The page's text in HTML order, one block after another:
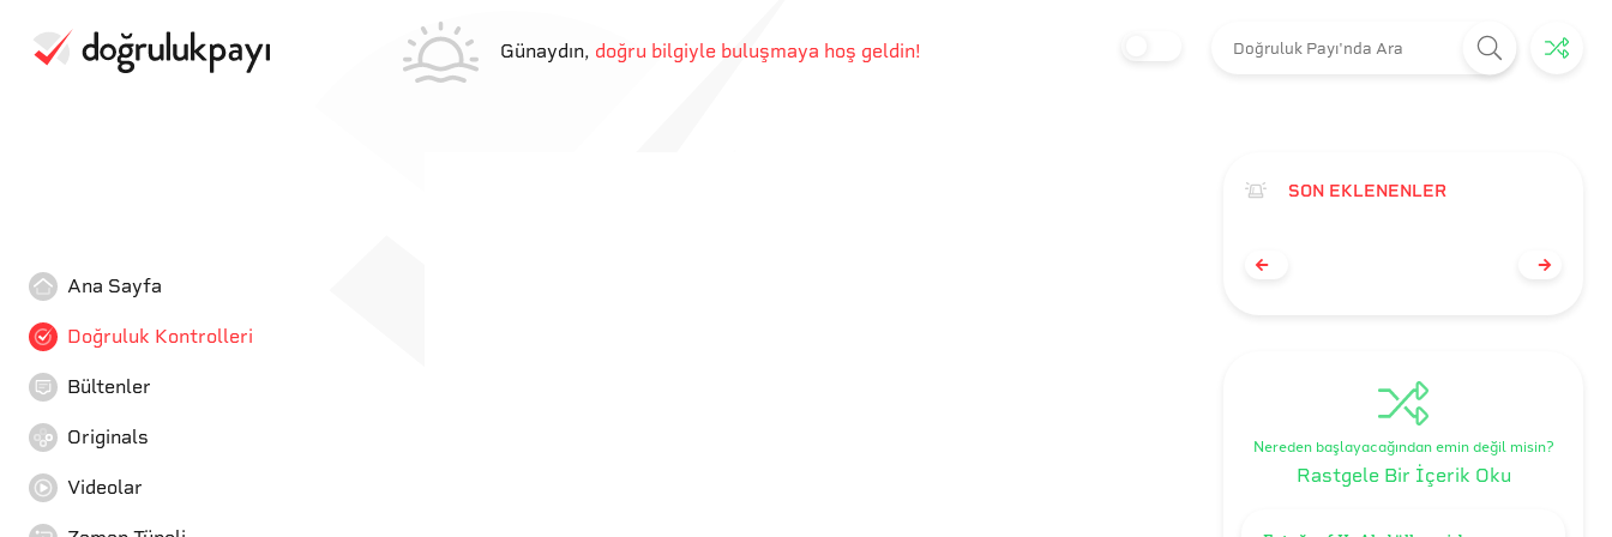
Günaydın, doğru bilgiyle buluşmaya hoş geldin!
Ana Sayfa
Doğruluk Kontrolleri
Bültenler
Originals
Videolar
SON EKLENENLER
Nereden başlayacağından emin değil misin?
Rastgele Bir İçerik Oku